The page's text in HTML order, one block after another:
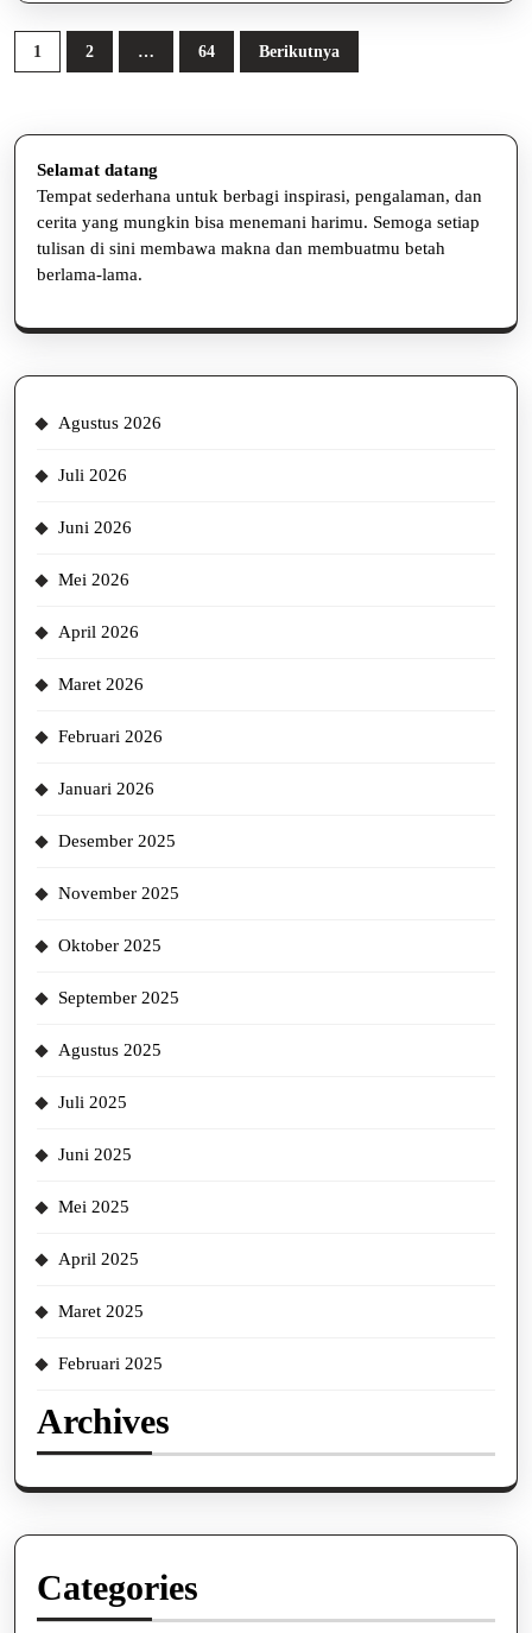
Paginasi
pos
1 2 … 64 Berikutnya
Selamat datang
Tempat sederhana untuk berbagi inspirasi, pengalaman, dan
cerita yang mungkin bisa menemani harimu. Semoga setiap
tulisan di sini membawa makna dan membuatmu betah
berlama-lama.
Agustus 2026
Juli 2026
Juni 2026
Mei 2026
April 2026
Maret 2026
Februari 2026
Januari 2026
Desember 2025
November 2025
Oktober 2025
September 2025
Agustus 2025
Juli 2025
Juni 2025
Mei 2025
April 2025
Maret 2025
Februari 2025
Archives
Categories